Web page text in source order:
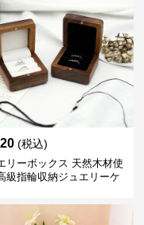
(税込)
リーボックス 天然木材使
級指輪収納ジュエリーケ